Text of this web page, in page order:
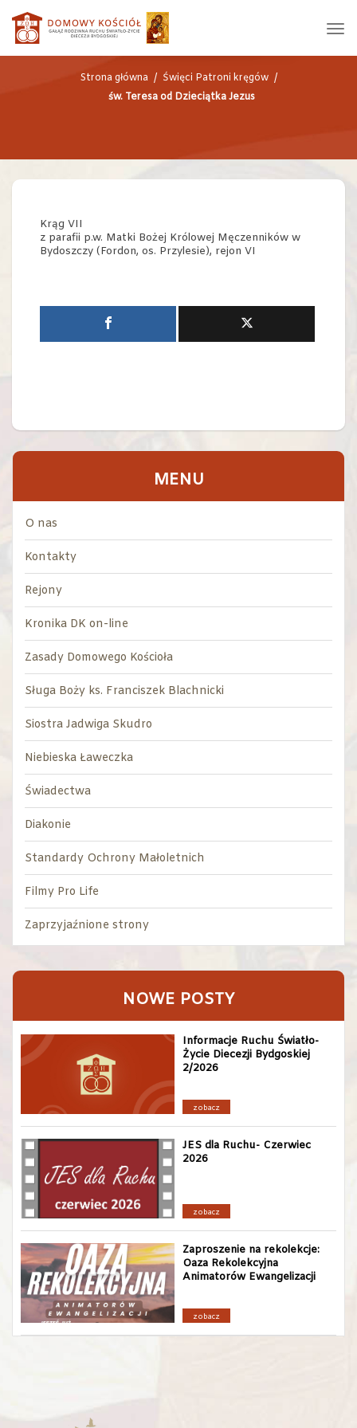
ŚW. TERESA OD DZIECIĄTKA JEZUS
Strona główna / Święci Patroni kręgów /
św. Teresa od Dzieciątka Jezus
Krąg VII
z parafii p.w. Matki Bożej Królowej Męczenników w
Bydoszczy (Fordon, os. Przylesie), rejon VI
MENU
O nas
Kontakty
Rejony
Kronika DK on-line
Zasady Domowego Kościoła
Sługa Boży ks. Franciszek Blachnicki
Siostra Jadwiga Skudro
Niebieska Ławeczka
Świadectwa
Diakonie
Standardy Ochrony Małoletnich
Filmy Pro Life
Zaprzyjaźnione strony
NOWE POSTY
Informacje Ruchu Światło-
Życie Diecezji Bydgoskiej
2/2026
zobacz
JES dla Ruchu- Czerwiec
2026
zobacz
Zaproszenie na rekolekcje:
Oaza Rekolekcyjna
Animatorów Ewangelizacji
zobacz